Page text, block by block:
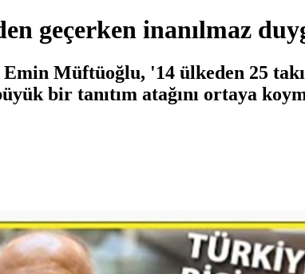
geçerken inanılmaz
Müftüoğlu, '14 ülkeden 25
bir tanıtım atağını ortaya